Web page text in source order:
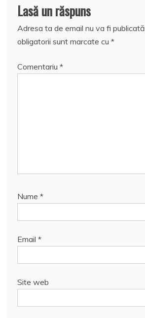
Lasă un răspuns
Adresa ta de email nu va fi publicată.
obligatorii sunt marcate cu *
Comentariu *
Nume *
Email *
Site web